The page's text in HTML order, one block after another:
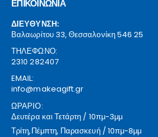
ΕΠΙΚΟΙΝΩΝΙΑ
ΔΙΕΥΘΥΝΣΗ:
Βαλαωρίτου 33, Θεσσαλονίκη 546 25
ΤΗΛΕΦΩΝΟ:
2310 282407
EMAIL:
info@makeagift.gr
ΩΡΑΡΙΟ:
Δευτέρα και Τετάρτη / 10πμ-3μμ
Τρίτη,Πέμπτη, Παρασκευή / 10πμ-8μμ